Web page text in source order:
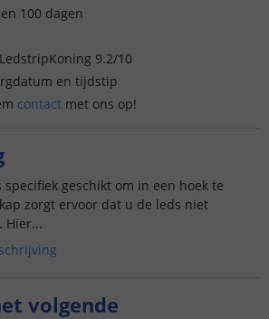
100 dagen
9.2/10
en tijdstip
contact met ons op!
geschikt om in een hoek te
zorgt ervoor dat u de leds niet
Hier...
volgende